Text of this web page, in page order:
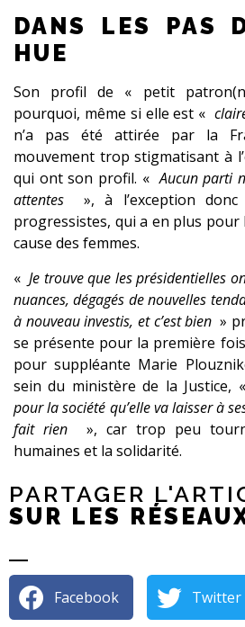
DANS LES PAS
HUE
Son profil de « petit
pourquoi, même si elle est «
n’a pas été attirée par la
mouvement trop stigmatisant à
qui ont son profil. «Aucun parti
attentes », à l’exception donc
progressistes, qui a en plus pour
cause des femmes.
« Je trouve que les présidentielles
nuances, dégagés de nouvelles
à nouveau investis, et c’est bien »
se présente pour la première
pour suppléante Marie
sein du ministère de la Justice,
pour la société qu’elle va laisser à
fait rien », car trop peu
humaines et la solidarité.
PARTAGER
SUR LES
Facebook Twitter